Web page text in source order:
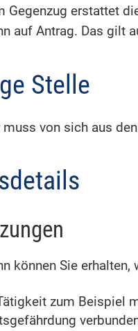
Gegenzug erstattet
auf Antrag. Das gilt
Stelle
muss von sich aus
können Sie
zum Beispiel